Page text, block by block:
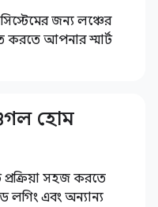
জন্য লঞ্চের
করতে আপনার স্মার্ট
হোম
সহজ করতে
লগিং এবং অন্যান্য